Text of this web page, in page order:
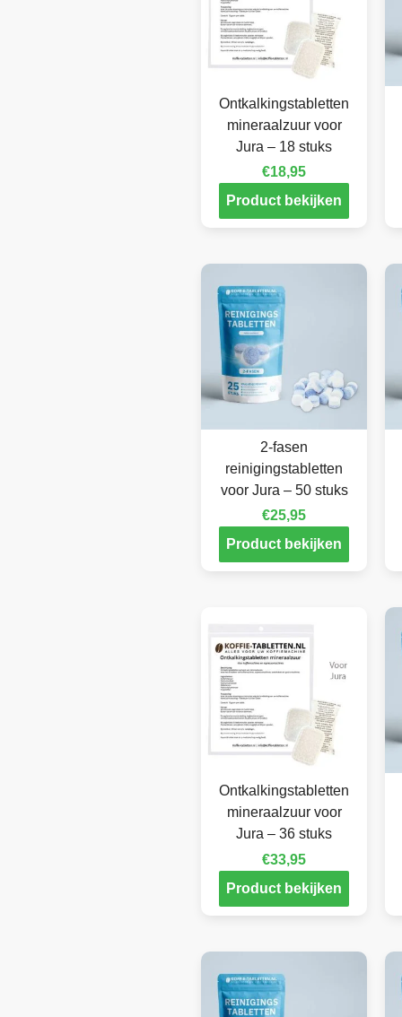
Ontkalkingstabletten
mineraalzuur voor
Jura – 18 stuks
€18,95
Product bekijken
2-fasen
reinigingstabletten
voor Jura – 50 stuks
€25,95
Product bekijken
Ontkalkingstabletten
mineraalzuur voor
Jura – 36 stuks
€33,95
Product bekijken